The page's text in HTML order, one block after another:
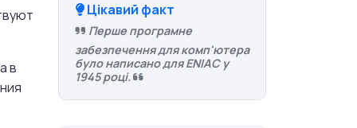
в
Цікавий факт
Перше програмне
забезпечення для комп'ютера
було написано для ENIAC у
1945 році.